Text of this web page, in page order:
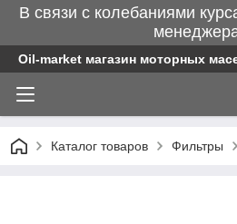
В связи с колебаниями
Oil-market магазин моторных
Каталог товаров Фильтры